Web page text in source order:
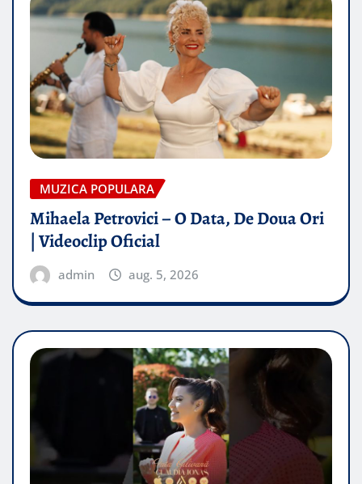
MUZICA POPULARA
Mihaela Petrovici – O Data, De Doua Ori
| Videoclip Oficial
admin aug. 5, 2026